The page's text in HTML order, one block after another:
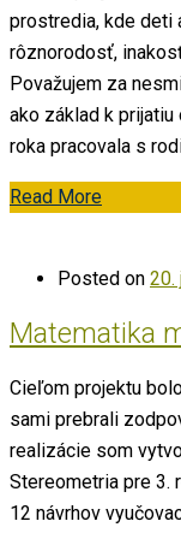
prostredia, kde deti
rôznorodosť,
Považujem za
ako základ k
roka pracovala s
Read More
Posted on 20.
Matematika
Cieľom projektu
sami prebrali
realizácie som
Stereometria pre 3.
12 návrhov